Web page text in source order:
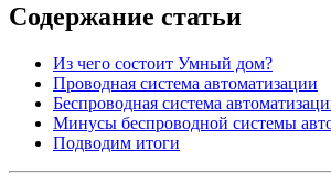
Содержание статьи
Из чего состоит Умный дом?
Проводная система автоматизации
Беспроводная система
Минусы беспроводной системы
Подводим итоги